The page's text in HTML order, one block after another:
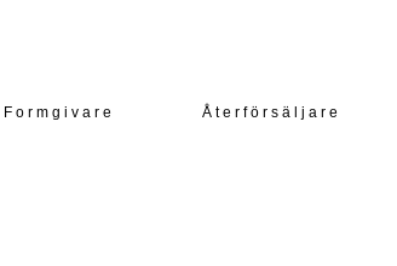
Formgivare Återförsäljare